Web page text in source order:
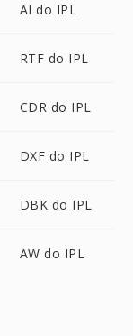
AI do IPL
RTF do IPL
CDR do IPL
DXF do IPL
DBK do IPL
AW do IPL